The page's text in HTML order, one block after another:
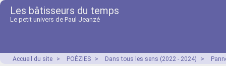
Les bâtisseurs du temps
Le petit univers de Paul Jeanzé
Accueil du site > POÉZIES > Dans tous les sens (2022 - 2024) >